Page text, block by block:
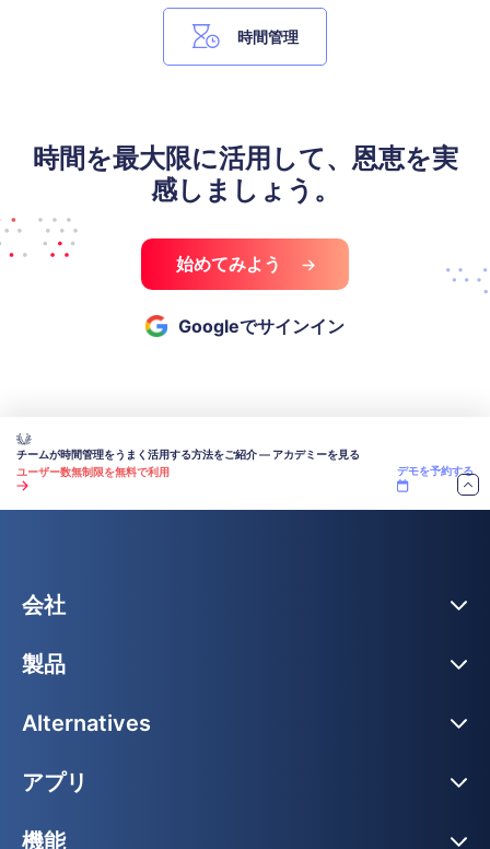
時間管理
時間を最大限に活用して、恩恵を実
感しましょう。
始めてみよう
Googleでサインイン
チームが時間管理をうまく活用する方法をご紹介 — アカデミーを見る
ユーザー数無制限を無料で利用
デモを予約する
会社
製品
Alternatives
アプリ
機能